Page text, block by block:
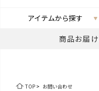
アイテムから探す
商品お届
TOP> お問い合わせ